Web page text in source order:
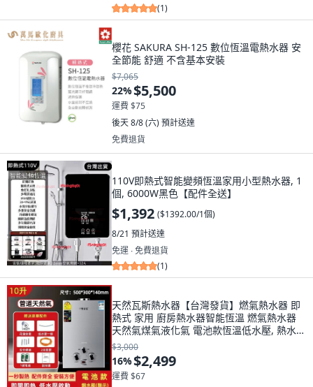
(1)
櫻花 SAKURA SH-125 數位恆溫電熱水器 安
全節能 舒適 不含基本安裝
$7,065
22%$5,500
運費 $75
後天 8/8 (六) 預計送達
免費退貨
110V即熱式智能變頻恆溫家用小型熱水器, 1
個, 6000W黑色【配件全送】
$1,392 ($1392.00/1個)
8/21 預計送達
免運 ∙ 免費退貨
(1)
天然瓦斯熱水器【台灣發貨】燃氣熱水器 即
熱式 家用 廚房熱水器智能恆溫 燃氣熱水器
天然氣煤氣液化氣 電池款恆溫低水壓, 熱水器
天然氣10升
$3,000
16%$2,499
運費 $67